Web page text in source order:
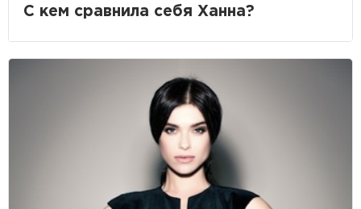
С кем сравнила себя Ханна?